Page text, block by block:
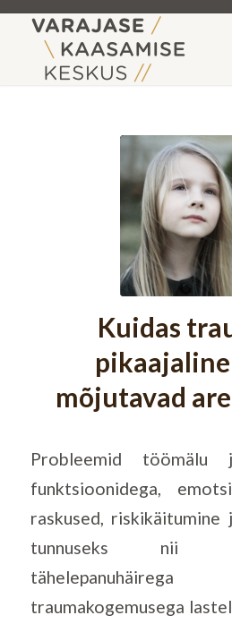
Kuidas
mõjutavad
Probleemid töömälu
funktsioonidega,
raskused, riskikäitumine
tunnuseks nii
traumakogemusega